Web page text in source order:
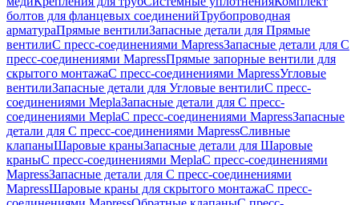
болтов для фланцевых соединенийТрубопроводная
арматураПрямые вентилиЗапасные детали для Прямые
вентилиС пресс-соединениями MapressЗапасные детали для С
пресс-соединениями MapressПрямые запорные вентили для
скрытого монтажаС пресс-соединениями MapressУгловые
вентилиЗапасные детали для Угловые вентилиС пресс-
соединениями MeplaЗапасные детали для С пресс-
соединениями MeplaС пресс-соединениями MapressЗапасные
детали для С пресс-соединениями MapressСливные
клапаныШаровые краныЗапасные детали для Шаровые
краныС пресс-соединениями MeplaС пресс-соединениями
MapressЗапасные детали для С пресс-соединениями
MapressШаровые краны для скрытого монтажаС пресс-